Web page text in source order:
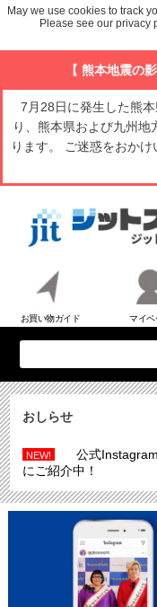
【 熊本地震の
7月28日に発生した熊
り、熊本県および九州
ります。 ご迷惑をおか
お買い物ガイド マイペ
おしらせ
NEW!
公式
にご紹介中！
May we use cookies to track
Please see our privacy